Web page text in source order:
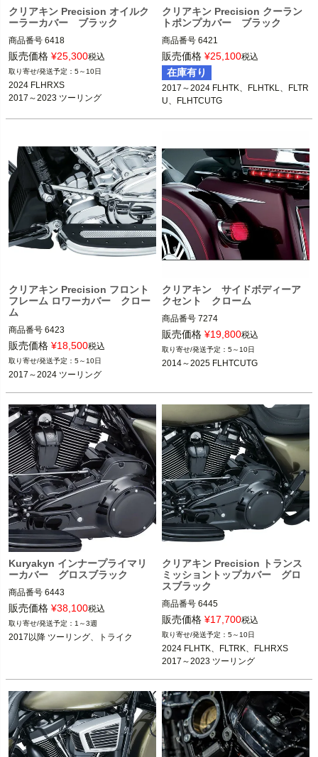
クリアキン Precision オイルク
ーラーカバー ブラック
商品番号 6418
2024 FLHRXS
2017～2023 ツーリング FLHX、FLH
※標準装備のオイルクーラー装着車
販売価格 ¥25,300税込
5～10日
2024 FLHRXS
2017～2023 ツーリング
クリアキン Precision クーラン
トポンプカバー ブラック
商品番号 6421
2017～2024 FLHTK、FLHTKL、FLTR
U、FLHTCUTG
kuryakyn（クリアキン）
販売価格 ¥25,100税込
在庫有り
2017～2024 FLHTK、FLHTKL、FLTR
U、FLHTCUTG
クリアキン Precision フロント
フレーム ロワーカバー クロー
ム
商品番号 6423
9SU: T14-KUR6423
2017～2024 ツーリング
kuryakyn（クリアキン）
販売価格 ¥18,500税込
5～10日
2017～2024 ツーリング
クリアキン サイドボディーア
クセント クローム
商品番号 7274
2014～2025 FLHTCUTG
kuryakyn（クリアキン）
販売価格 ¥19,800税込
5～10日
2014～2025 FLHTCUTG
Kuryakyn インナープライマリ
ーカバー グロスブラック
商品番号 6443
2017以降 ツーリング、トライク
kuryakyn（クリアキン）
販売価格 ¥38,100税込
1～3週
2017以降 ツーリング、トライク
クリアキン Precision トランス
ミッショントップカバー グロ
スブラック
商品番号 6445
2024 FLHTK、FLTRK、FLHRXS
2017～2023 ツーリング
kuryakyn（クリアキン）
販売価格 ¥17,700税込
5～10日
2024 FLHTK、FLTRK、FLHRXS
2017～2023 ツーリング